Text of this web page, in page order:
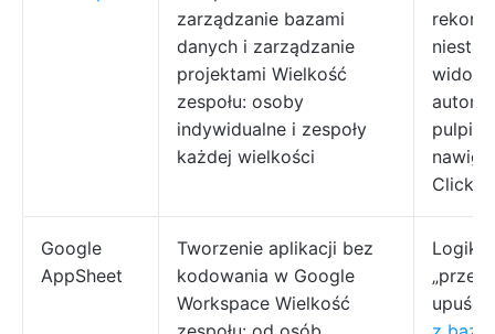
zarządzanie bazami
danych i zarządzanie
projektami Wielkość
zespołu: osoby
indywidualne i zespoły
każdej wielkości
widok
pulpity
Google
AppSheet
Tworzenie aplikacji bez
kodowania w Google
Workspace Wielkość
Logika